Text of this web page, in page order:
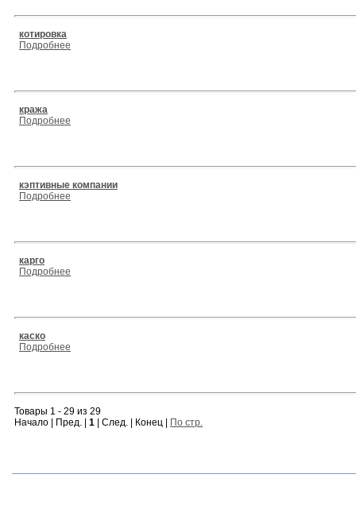
котировка
Подробнее
кража
Подробнее
кэптивные компании
Подробнее
карго
Подробнее
каско
Подробнее
Товары 1 - 29 из 29
Начало | Пред. | 1 | След. | Конец | По стр.